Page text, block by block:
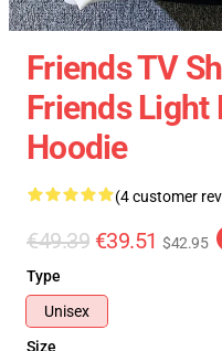
Friends TV
Friends Light
Hoodie
(4 customer
€49.39 €39.51 $42.95
Type
Unisex
Size